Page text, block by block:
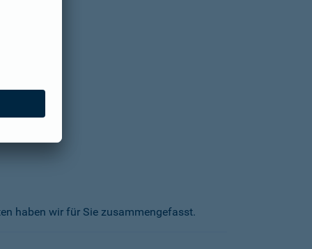
haben wir für Sie zusammengefasst.